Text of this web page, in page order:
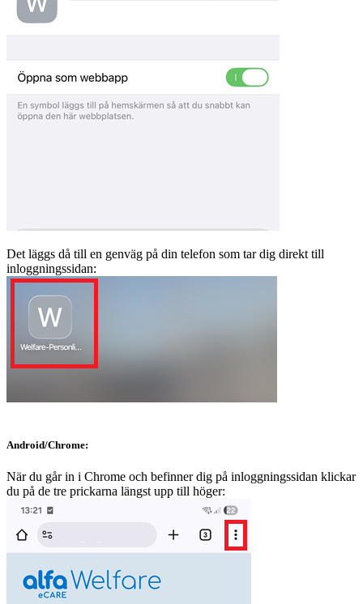
Det läggs då till en genväg på din telefon som tar dig direkt till
inloggningssidan:
Android/Chrome:
När du går in i Chrome och befinner dig på inloggningssidan klickar
du på de tre prickarna längst upp till höger: